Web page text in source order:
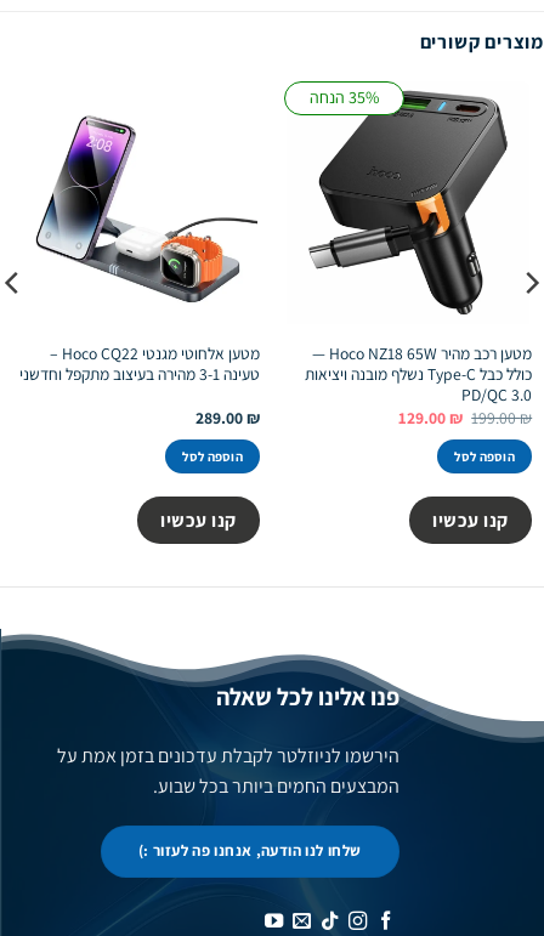
מוצרים קשורים
35% הנחה
מטען רכב מהיר Hoco NZ18 65W —
כולל כבל Type-C נשלף מובנה ויציאות
PD/QC 3.0
199.00₪ המחיר
היה:
199.00 ₪.
129.00₪ המחיר
הוספה לסל
קנו עכשיו
מטען אלחוטי מגנטי Hoco CQ22 –
טעינה 3-1 מהירה בעיצוב מתקפל וחדשני
289.00₪
הוספה לסל
קנו עכשיו
פנו אלינו לכל שאלה
הירשמו לניוזלטר לקבלת עדכונים בזמן אמת על
המבצעים החמים ביותר בכל שבוע.
שלחו לנו הודעה, אנחנו פה לעזור :)